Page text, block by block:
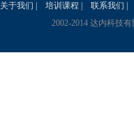
关于我们 培训课程 联系我们
2002-2014 达内科技